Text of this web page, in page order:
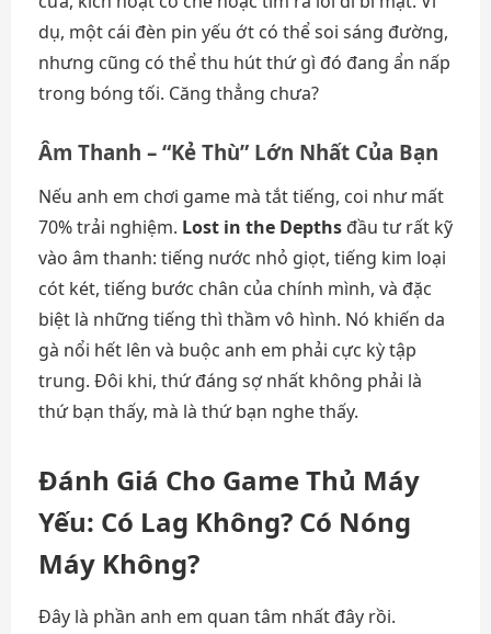
dụ, một cái đèn pin yếu ớt có thể soi sáng đường,
nhưng cũng có thể thu hút thứ gì đó đang ẩn nấp
trong bóng tối. Căng thẳng chưa?
Âm Thanh – “Kẻ Thù” Lớn Nhất Của Bạn
Nếu anh em chơi game mà tắt tiếng, coi như mất
70% trải nghiệm. Lost in the Depths đầu tư rất kỹ
vào âm thanh: tiếng nước nhỏ giọt, tiếng kim loại
cót két, tiếng bước chân của chính mình, và đặc
biệt là những tiếng thì thầm vô hình. Nó khiến da
gà nổi hết lên và buộc anh em phải cực kỳ tập
trung. Đôi khi, thứ đáng sợ nhất không phải là
thứ bạn thấy, mà là thứ bạn nghe thấy.
Đánh Giá Cho Game Thủ Máy
Yếu: Có Lag Không? Có Nóng
Máy Không?
Đây là phần anh em quan tâm nhất đây rồi.